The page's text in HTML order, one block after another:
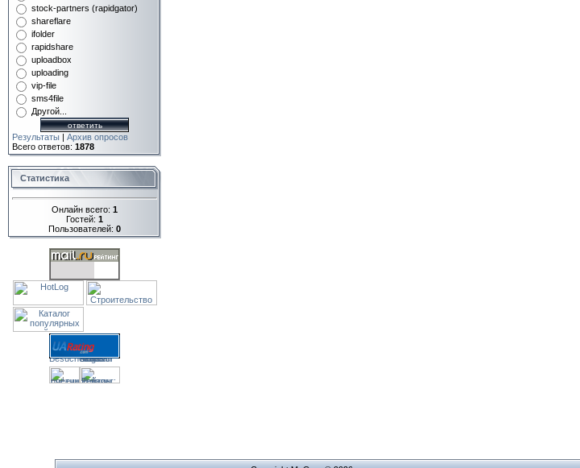
stock-partners (rapidgator)
shareflare
ifolder
rapidshare
uploadbox
uploading
vip-file
sms4file
Другой...
Результаты | Архив опросов
Всего ответов: 1878
Статистика
Онлайн всего: 1
Гостей: 1
Пользователей: 0